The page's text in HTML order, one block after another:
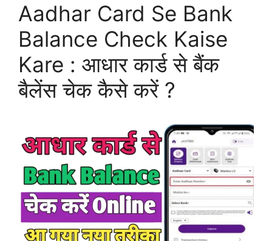
Aadhar Card Se Bank
Balance Check Kaise
Kare : आधार कार्ड से बैंक
बैलेंस चेक कैसे करें ?